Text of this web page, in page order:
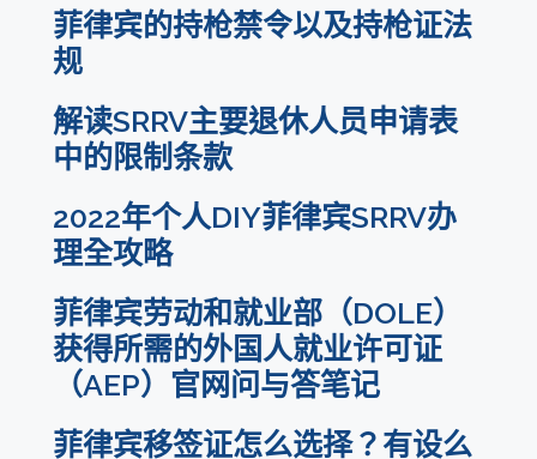
菲律宾的持枪禁令以及持枪证法
规
解读SRRV主要退休人员申请表
中的限制条款
2022年个人DIY菲律宾SRRV办
理全攻略
菲律宾劳动和就业部（DOLE）
获得所需的外国人就业许可证
（AEP）官网问与答笔记
菲律宾移签证怎么选择？有设么